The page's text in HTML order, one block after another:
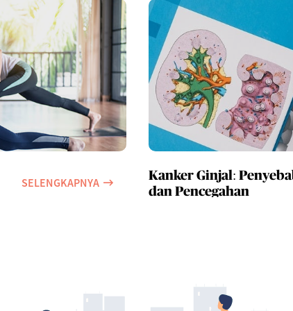
SELENGKAPNYA
Kanker Ginjal:
dan Pencegahan